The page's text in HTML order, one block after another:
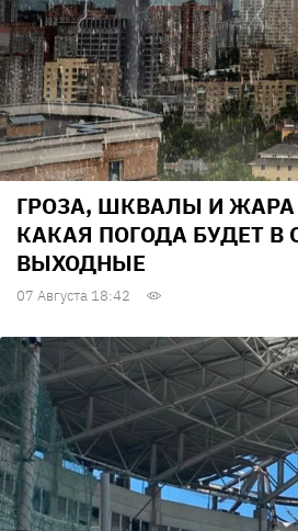
ГРОЗА, ШКВАЛЫ И ЖАРА
КАКАЯ ПОГОДА БУДЕТ В
ВЫХОДНЫЕ
07 Августа 18:42